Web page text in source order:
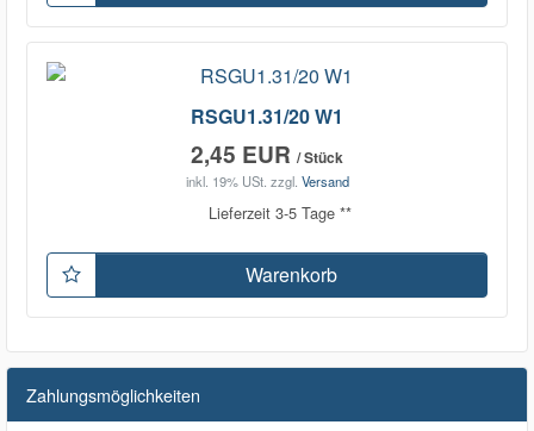
RSGU1.31/20 W1
2,45 EUR / Stück
inkl. 19% USt. zzgl. Versand
Lieferzeit 3-5 Tage **
Warenkorb
Zahlungsmöglichkeiten